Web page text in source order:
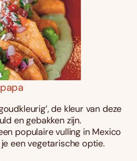
de kleur van deze
en gebakken zijn.
populaire vulling in Mexico
een vegetarische optie.